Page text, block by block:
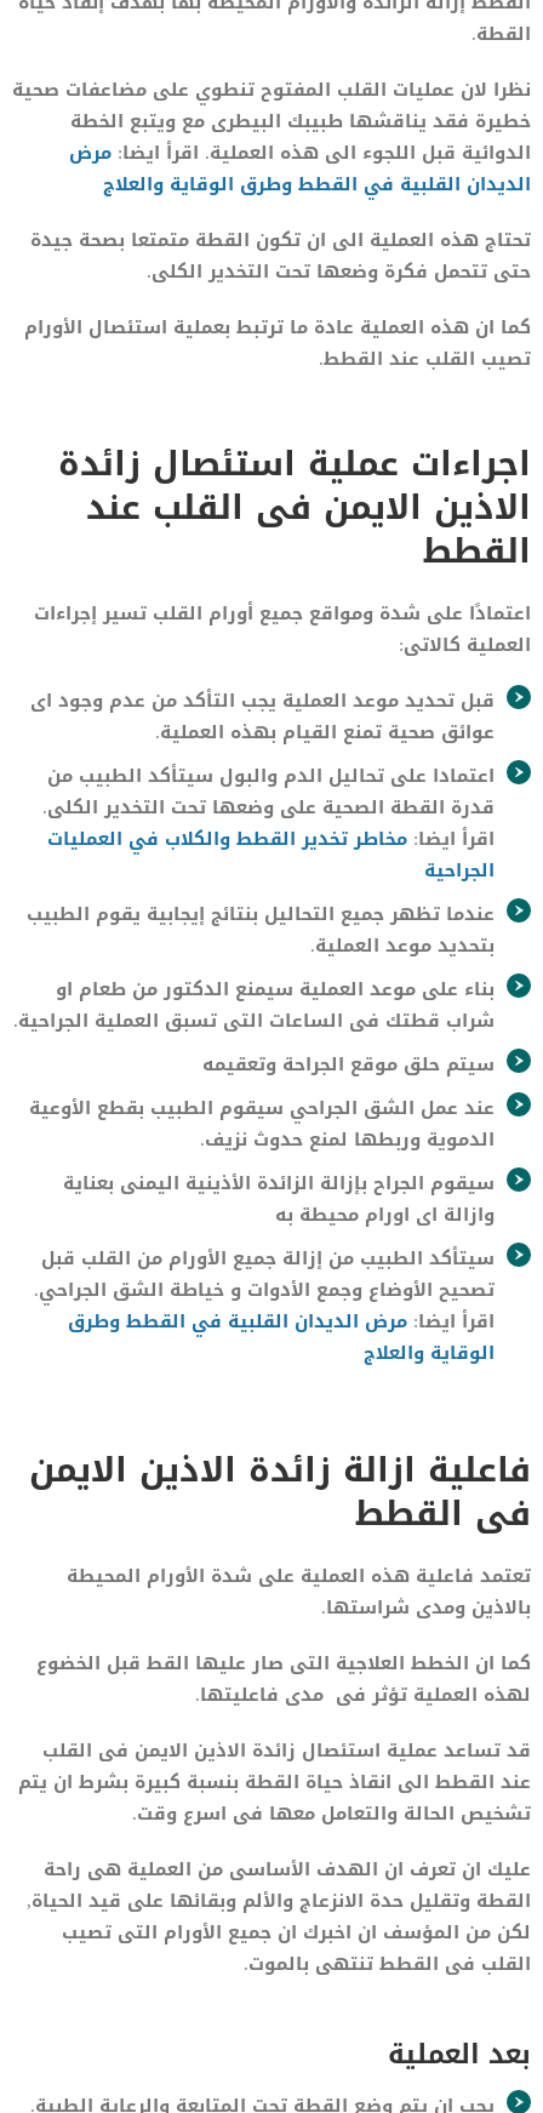
القطة.
نظرا لان عمليات القلب المفتوح تنطوي على مضاعفات صحية
خطيرة فقد يناقشها طبيبك البيطرى مع ويتبع الخطة
الدوائية قبل اللجوء الى هذه العملية. اقرأ ايضا: مرض
الديدان القلبية في القطط وطرق الوقاية والعلاج
تحتاج هذه العملية الى ان تكون القطة متمتعا بصحة جيدة
حتى تتحمل فكرة وضعها تحت التخدير الكلى.
كما ان هذه العملية عادة ما ترتبط بعملية استئصال الأورام
تصيب القلب عند القطط.
اجراءات عملية استئصال زائدة
الاذين الايمن فى القلب عند
القطط
اعتمادًا على شدة ومواقع جميع أورام القلب تسير إجراءات
العملية كالاتى:
قبل تحديد موعد العملية يجب التأكد من عدم وجود اى
عوائق صحية تمنع القيام بهذه العملية.
اعتمادا على تحاليل الدم والبول سيتأكد الطبيب من
قدرة القطة الصحية على وضعها تحت التخدير الكلى.
اقرأ ايضا: مخاطر تخدير القطط والكلاب في العمليات
الجراحية
عندما تظهر جميع التحاليل بنتائج إيجابية يقوم الطبيب
بتحديد موعد العملية.
بناء على موعد العملية سيمنع الدكتور من طعام او
شراب قطتك فى الساعات التى تسبق العملية الجراحية.
سيتم حلق موقع الجراحة وتعقيمه
عند عمل الشق الجراحي سيقوم الطبيب بقطع الأوعية
الدموية وربطها لمنع حدوث نزيف.
سيقوم الجراح بإزالة الزائدة الأذينية اليمنى بعناية
وازالة اى اورام محيطة به
سيتأكد الطبيب من إزالة جميع الأورام من القلب قبل
تصحيح الأوضاع وجمع الأدوات و خياطة الشق الجراحي.
اقرأ ايضا: مرض الديدان القلبية في القطط وطرق
الوقاية والعلاج
فاعلية ازالة زائدة الاذين الايمن
فى القطط
تعتمد فاعلية هذه العملية على شدة الأورام المحيطة
بالاذين ومدى شراستها.
كما ان الخطط العلاجية التى صار عليها القط قبل الخضوع
لهذه العملية تؤثر فى مدى فاعليتها.
قد تساعد عملية استئصال زائدة الاذين الايمن فى القلب
عند القطط الى انقاذ حياة القطة بنسبة كبيرة بشرط ان يتم
تشخيص الحالة والتعامل معها فى اسرع وقت.
عليك ان تعرف ان الهدف الأساسى من العملية هى راحة
القطة وتقليل حدة الانزعاج والألم وبقائها على قيد الحياة,
لكن من المؤسف ان اخبرك ان جميع الأورام التى تصيب
القلب فى القطط تنتهى بالموت.
بعد العملية
يجب ان يتم وضع القطة تحت المتابعة والرعاية الطبية.